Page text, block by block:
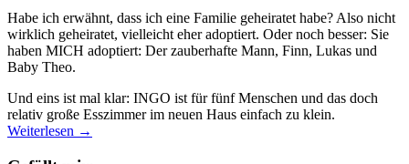
Habe ich erwähnt, dass ich eine Familie geheiratet habe? Also nicht
wirklich geheiratet, vielleicht eher adoptiert. Oder noch besser: Sie
haben MICH adoptiert: Der zauberhafte Mann, Finn, Lukas und
Baby Theo.
Und eins ist mal klar: INGO ist für fünf Menschen und das doch
relativ große Esszimmer im neuen Haus einfach zu klein.
Weiterlesen →